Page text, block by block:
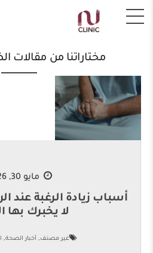
مختاراتنا من
مايو 30, 2026
أسباب زيادة الرغبة عند
لا يخبرك بها
غير مصنف, أخبار الصحة,